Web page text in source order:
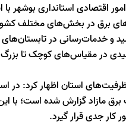
اقتصادی استانداری بوشهر با
برق در بخش‌های مختلف
و خدمات‌رسانی در
در مقیاس‌های کوچک تا
مگاوات برق مازاد گزارش شده
کار جدی قرار گیرد.